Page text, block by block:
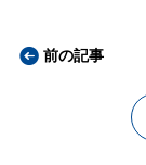
前の記事